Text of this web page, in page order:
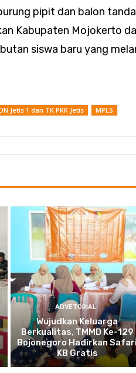
pipit dan balon
Kabupaten Mojokerto
siswa baru yang
Jetis 1 dan TK PKK Jetis MPLS
ADVETORIAL
Wujudkan Keluarga
Berkualitas, TMMD Ke-129
Bojonegoro Hadirkan
KB Gratis